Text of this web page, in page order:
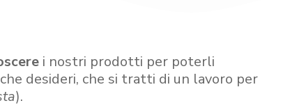
i nostri prodotti per poterli
desideri, che si tratti di un lavoro per
).